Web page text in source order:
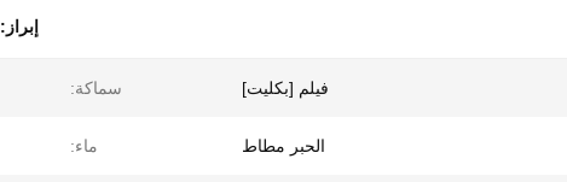
إبراز:
فيلم [بكليت] سماكة:
الحبر مطاط ماء: